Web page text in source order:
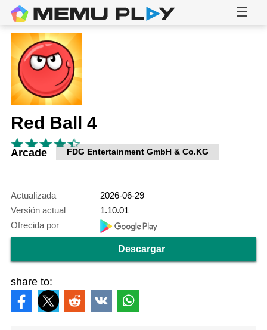
Red Ball 4
Arcade FDG Entertainment GmbH & Co.KG
Actualizada
2026-06-29
Versión actual
1.10.01
Ofrecida por
Descargar
share to: